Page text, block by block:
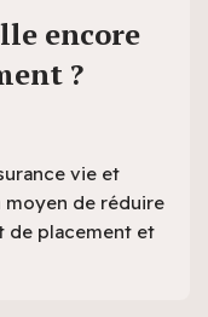
encore
?
vie et
moyen de réduire
de placement et